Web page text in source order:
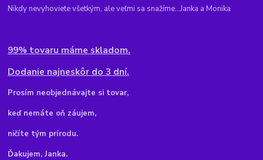
Nikdy nevyhoviete všetkým, ale veľmi sa snažíme...Janka a Monika
99% tovaru máme skladom.
Dodanie najneskôr do 3 dní.
Prosím neobjednávajte si tovar,
keď nemáte oň záujem,
ničíte tým prírodu.
Ďakujem, Janka.